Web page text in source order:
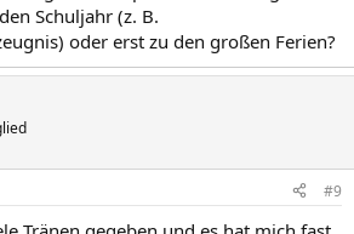
Schuljahr (z. B.
oder erst zu den großen Ferien?
#9